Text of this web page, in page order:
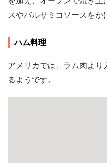
スやバルサミコソースをか
ハム料理
アメリカでは、ラム肉よ
るようです。